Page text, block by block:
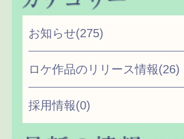
お知らせ(275)
ロケ作品のリリース情報(26)
採用情報(0)